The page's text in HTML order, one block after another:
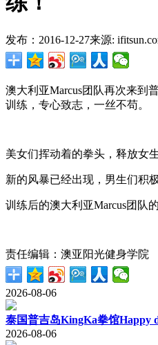
发布：2016-12-27来源:
澳大利亚Marcus团队再次来到
训练，专心致志，一丝不苟。
美女们挥动着的拳头，释放女
新的风暴已经出现，男生们积
训练后的澳大利亚Marcus团队
责任编辑：澳亚阳光健身学院
2026-08-06
泰国普吉岛KingKa拳馆Happy
2026-08-06